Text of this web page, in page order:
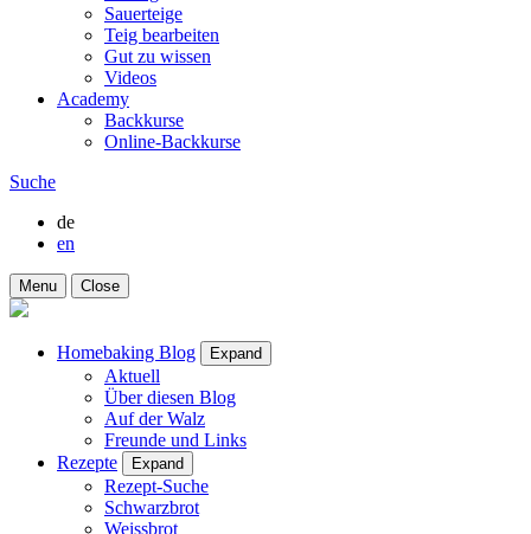
Sauerteige
Teig bearbeiten
Gut zu wissen
Videos
Academy
Backkurse
Online-Backkurse
Suche
de
en
Menu Close
Homebaking Blog Expand
Aktuell
Über diesen Blog
Auf der Walz
Freunde und Links
Rezepte
Expand
Rezept-Suche
Schwarzbrot
Weissbrot